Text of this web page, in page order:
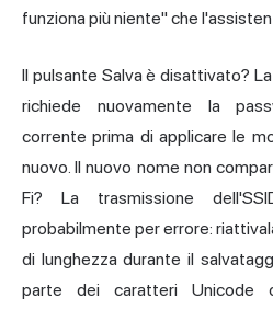
funziona più niente" che
Il pulsante Salva è disattivato?
richiede nuovamente la
corrente prima di applicare le
nuovo. Il nuovo nome non
Fi? La trasmissione
probabilmente per errore:
di lunghezza durante il
parte dei caratteri Unicode